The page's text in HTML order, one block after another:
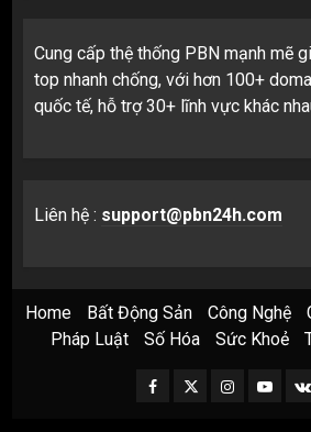
Cung cấp thệ thống PBN mạnh mẽ
top nhanh chống, với hơn 100+
quốc tế, hỗ trợ 30+ lĩnh vực khác
Liên hệ : support@pbn24h.com
Home Bất Động Sản Công Nghệ
Pháp Luật
Số Hóa Sức Khoẻ
Facebook
TwitterInstagram
Youtube
VK